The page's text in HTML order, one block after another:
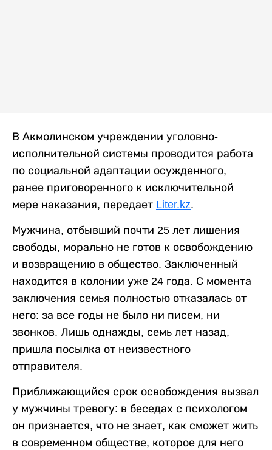
В Акмолинском учреждении уголовно-
исполнительной системы проводится работа
по социальной адаптации осужденного,
ранее приговоренного к исключительной
мере наказания, передает Liter.kz.
Мужчина, отбывший почти 25 лет лишения
свободы, морально не готов к освобождению
и возвращению в общество. Заключенный
находится в колонии уже 24 года. С момента
заключения семья полностью отказалась от
него: за все годы не было ни писем, ни
звонков. Лишь однажды, семь лет назад,
пришла посылка от неизвестного
отправителя.
Приближающийся срок освобождения вызвал
у мужчины тревогу: в беседах с психологом
он признается, что не знает, как сможет жить
в современном обществе, которое для него